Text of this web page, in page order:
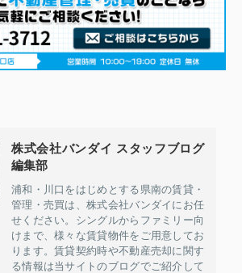
株式会社バンダイ スタッフブログ
編集部
浦和・川口をはじめとする県南の賃貸・
管理・売買は、株式会社バンダイにお任
せください。シングルからファミリー向
けまで、様々な賃貸物件をご用意してお
ります。賃貸契約時や不動産売却に関す
る情報は当サイトのブログでご紹介して